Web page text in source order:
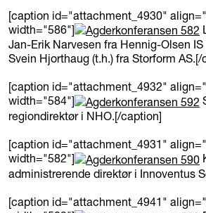
[caption id="attachment_4930"
width="586"]
Jan-Erik Narvesen fra Hennig-Olsen
Svein Hjorthaug (t.h.) fra Storform AS.[/
[caption id="attachment_4932"
width="584"]
regiondirektør i NHO.[/caption]
[caption id="attachment_4931"
width="582"]
administrerende direktør i Innoventus
[caption id="attachment_4941"